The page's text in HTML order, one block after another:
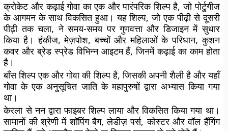
क्रोकेट और कढ़ाई गोवा का एक और पारंपरिक शिल्प है, जो पोर्टुगीज
के आगमन के साथ विकसित हुआ। यह शिल्प, जो एक पीढ़ी से दूसरी
पीढ़ी तक चला, ने समय-समय पर गुणवत्ता और डिजाइन में सुधार
किया है। हंकीज, मेज़पोश, बच्चों और महिलाओं के परिधान, कुशन
कवर और ब्रेड स्प्रेड विभिन्न आइटम हैं, जिनमें कढ़ाई का काम होता
है।
बाँस शिल्प एक और गोवा की शिल्प है, जिसकी अपनी शैली है और यहाँ
गोवा के एक अनुसूचित जाति के महापुरुषों द्वारा अभ्यास किया गया
था।
केरला से नन द्वारा फाइबर शिल्प लाया और विकसित किया गया था।
सामानों की श्रेणी में शॉपिंग बैग, लेडीज़ पर्स, कोस्टर और वॉल हैंगिंग